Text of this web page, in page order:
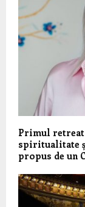
Primul retreat
spiritualitate
propus de un